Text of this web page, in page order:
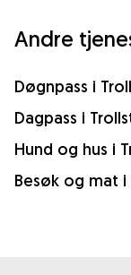
Andre
Døgnpass i
Dagpass i
Hund og hus i
Besøk og mat i